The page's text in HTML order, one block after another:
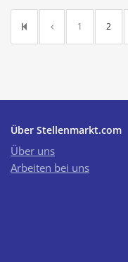
1 2
Über Stellenmarkt.com
Über uns
Arbeiten bei uns